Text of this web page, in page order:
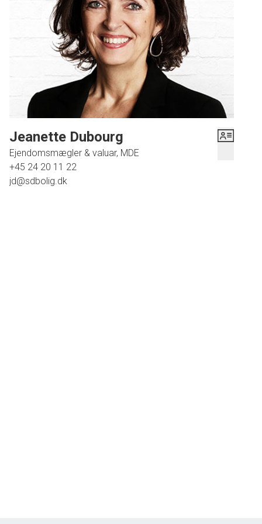
Villaen indeholder desuden flere værelser og nydeligt køkken med spiseplads.
Moderniseret badeværelse med brusebad, gæstetoilet samt et ekstra toilet i underetagen
ved siden af et afsnit med sauna og brusebad.
Derudover diverse depot- og vaskerum.
En muret god garage opført i samme stil som villaen.
Absolut en fremvisning værd, så ring og lav en aftale med os om en fremvisning af denne
herlige villa.
Jeanette Dubourg
Ejendomsmægler & valuar, MDE
+45 24 20 11 22
jd@sdbolig.dk